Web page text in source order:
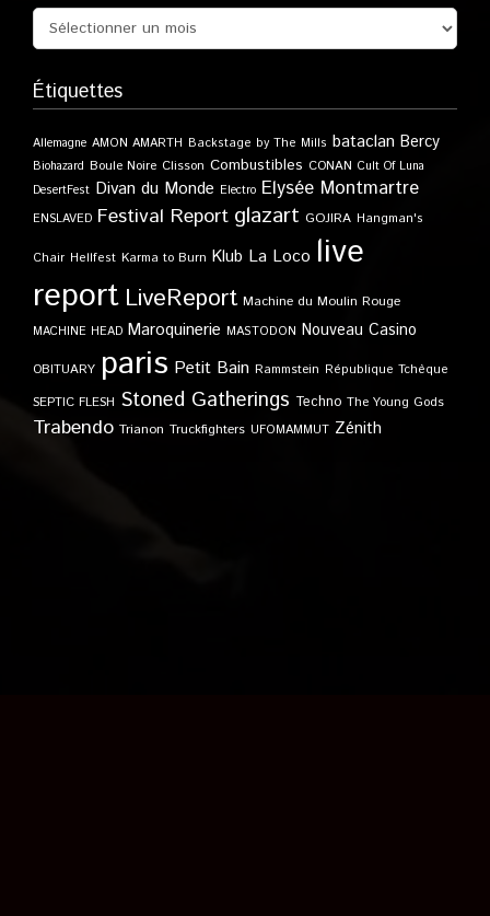
Étiquettes
Allemagne AMON AMARTH Backstage by The Mills bataclan Bercy
Biohazard Boule Noire Clisson Combustibles CONAN Cult Of Luna
DesertFest Divan du Monde Electro Elysée Montmartre
ENSLAVED Festival Report glazart GOJIRA Hangman's
Chair Hellfest Karma to Burn Klub La Loco live
report LiveReport Machine du Moulin Rouge
MACHINE HEAD Maroquinerie MASTODON Nouveau Casino
OBITUARY paris Petit Bain Rammstein République Tchèque
SEPTIC FLESH Stoned Gatherings Techno The Young Gods
Trabendo Trianon Truckfighters UFOMAMMUT Zénith